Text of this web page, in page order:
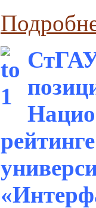
рейтинге